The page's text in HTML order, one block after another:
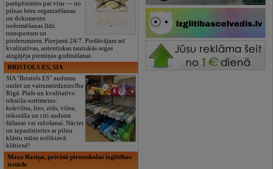
parūpēsimies par visu — no
pilnas bēru organizēšanas
un dokumentu
noformēšanas līdz
transportam un
piederumiem. Pieejami 24/7. Piedāvājam arī
kvalitatīvas, autentiskas tautiskās segas
aizgājēja piemiņas godināšanai.
BRISTOLS ES, SIA
SIA "Bristols ES" audumu
outlet un vairumtirdzniecība
Rīgā. Plašs un kvalitatīvs
tekstila sortiments:
kokvilna, lins, zīds, vilna,
trikotāža un citi audumi
šūšanai vai ražošanai. Nāciet
un iepazīstieties ar pilnu
klāstu mūsu noliktavā
klātienē!
Maza Rasiņa, privātā pirmsskolas izglītības
iestāde